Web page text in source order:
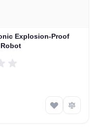
Explosion-Proof